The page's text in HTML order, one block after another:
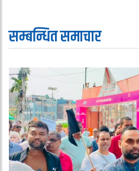
सम्बन्धित समाचार